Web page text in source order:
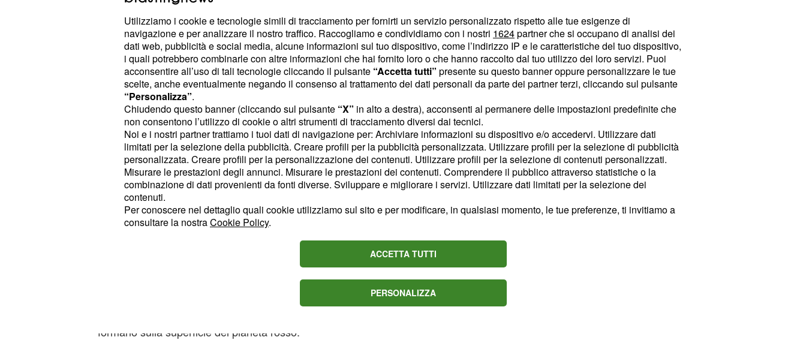
La misteriosa struttura blu su Marte
ExoMars Trace Gas Orbiter
europea (ESA), lanciata nel 2016,ha rilasciato alcune
immagini decisamente spettacolaridella superficie
marziana. La sonda, infatti, è dotata di particolari obiettivi
per scattare foto del pianeta rosso in 3D.
La fotografia che sorprende di più è sicuramente quella di
una stranastruttura blu,all'apparenzafilamentosa, nella
regione di Marte chiamata"Terra Sabaea"
subito catturato l'attenzione degli scienziati , poiché unica nel
suo genere. Questa strana conformazione blu - che a prima
vista potrebbe quasi far pensare ad una pianta o una
formano sulla superficie del pianeta rosso.
Utilizziamo i cookie e tecnologie simili di tracciamento per fornirti un servizio personalizzato rispetto alle tue esigenze di
navigazione e per analizzare il nostro traffico. Raccogliamo e condividiamo con i nostri 1624partner che si occupano di analisi dei
dati web, pubblicità e social media, alcune informazioni sul tuo dispositivo, come l’indirizzo IP e le caratteristiche del tuo dispositivo,
i quali potrebbero combinarle con altre informazioni che hai fornito loro o che hanno raccolto dal tuo utilizzo dei loro servizi. Puoi
acconsentire all’uso di tali tecnologie cliccando il pulsante “Accetta tutti” presente su questo banner oppure personalizzare le tue
scelte, anche eventualmente negando il consenso al trattamento dei dati personali da parte dei partner terzi, cliccando sul pulsante
“Personalizza”.
Chiudendo questo banner (cliccando sul pulsante “X” in alto a destra), acconsenti al permanere delle impostazioni predefinite che
non consentono l’utilizzo di cookie o altri strumenti di tracciamento diversi dai tecnici.
Noi e i nostri partner trattiamo i tuoi dati di navigazione per: Archiviare informazioni su dispositivo e/o accedervi. Utilizzare dati
limitati per la selezione della pubblicità. Creare profili per la pubblicità personalizzata. Utilizzare profili per la selezione di pubblicità
personalizzata. Creare profili per la personalizzazione dei contenuti. Utilizzare profili per la selezione di contenuti personalizzati.
Misurare le prestazioni degli annunci. Misurare le prestazioni dei contenuti. Comprendere il pubblico attraverso statistiche o la
combinazione di dati provenienti da fonti diverse. Sviluppare e migliorare i servizi. Utilizzare dati limitati per la selezione dei
contenuti.
Per conoscere nel dettaglio quali cookie utilizziamo sul sito e per modificare, in qualsiasi momento, le tue preferenze, ti invitiamo a
consultare la nostraCookie Policy.
ACCETTA TUTTI
PERSONALIZZA